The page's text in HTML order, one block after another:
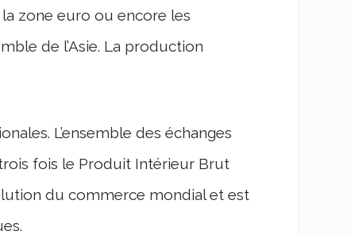
zone euro ou encore les
de l’Asie. La production
L’ensemble des échanges
fois le Produit Intérieur Brut
du commerce mondial et est